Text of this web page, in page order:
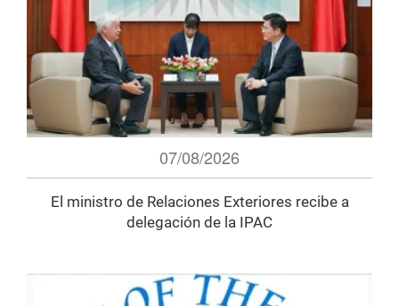
07/08/2026
El ministro de Relaciones Exteriores recibe a
delegación de la IPAC